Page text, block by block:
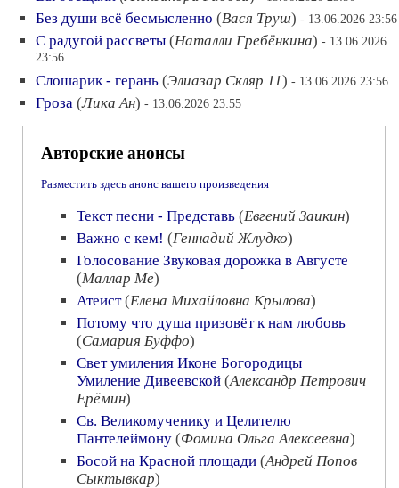
Без души всё бесмысленно (Вася Труш) - 13.06.2026 23:56
С радугой рассветы (Наталли Гребёнкина) - 13.06.2026
23:56
Слошарик - герань (Элиазар Скляр 11) - 13.06.2026 23:56
Гроза (Лика Ан) - 13.06.2026 23:55
Авторские анонсы
Разместить здесь анонс вашего произведения
Текст песни - Представь (Евгений Заикин)
Важно с кем! (Геннадий Жлудко)
Голосование Звуковая дорожка в Августе
(Маллар Ме)
Атеист(Елена Михайловна Крылова)
Потому что душа призовёт к нам любовь
(Самария Буффо)
Свет умиления Иконе Богородицы
Умиление Дивеевской (Александр Петрович
Ерёмин)
Св. Великомученику и Целителю
Пантелеймону (Фомина Ольга Алексеевна)
Босой на Красной площади (Андрей Попов
Сыктывкар)